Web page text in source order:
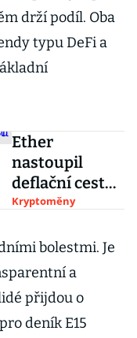
drží podíl. Oba
typu DeFi a
Ether
nastoupil
deflační cestu
a bitcoin už
nejtvrdší měna
světa. Realita
je složitější
Kryptoměny
bolestmi. Je
a
přijdou o
deník E15